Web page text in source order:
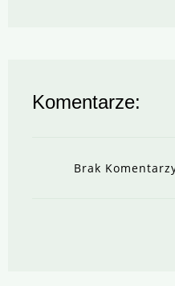
Komentarze:
Brak